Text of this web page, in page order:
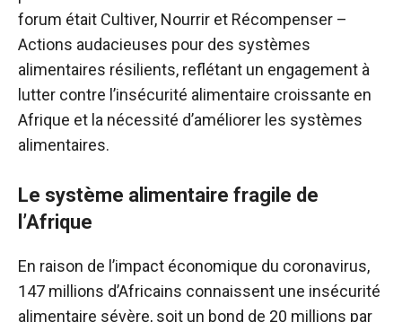
forum était Cultiver, Nourrir et Récompenser –
Actions audacieuses pour des systèmes
alimentaires résilients, reflétant un engagement à
lutter contre l’insécurité alimentaire croissante en
Afrique et la nécessité d’améliorer les systèmes
alimentaires.
Le système alimentaire fragile de
l’Afrique
En raison de l’impact économique du coronavirus,
147 millions d’Africains connaissent une insécurité
alimentaire sévère, soit un bond de 20 millions par